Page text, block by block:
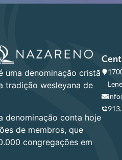
uma denominação cristã
tradição wesleyana de
denominação conta hoje
de membros, que
congregações em